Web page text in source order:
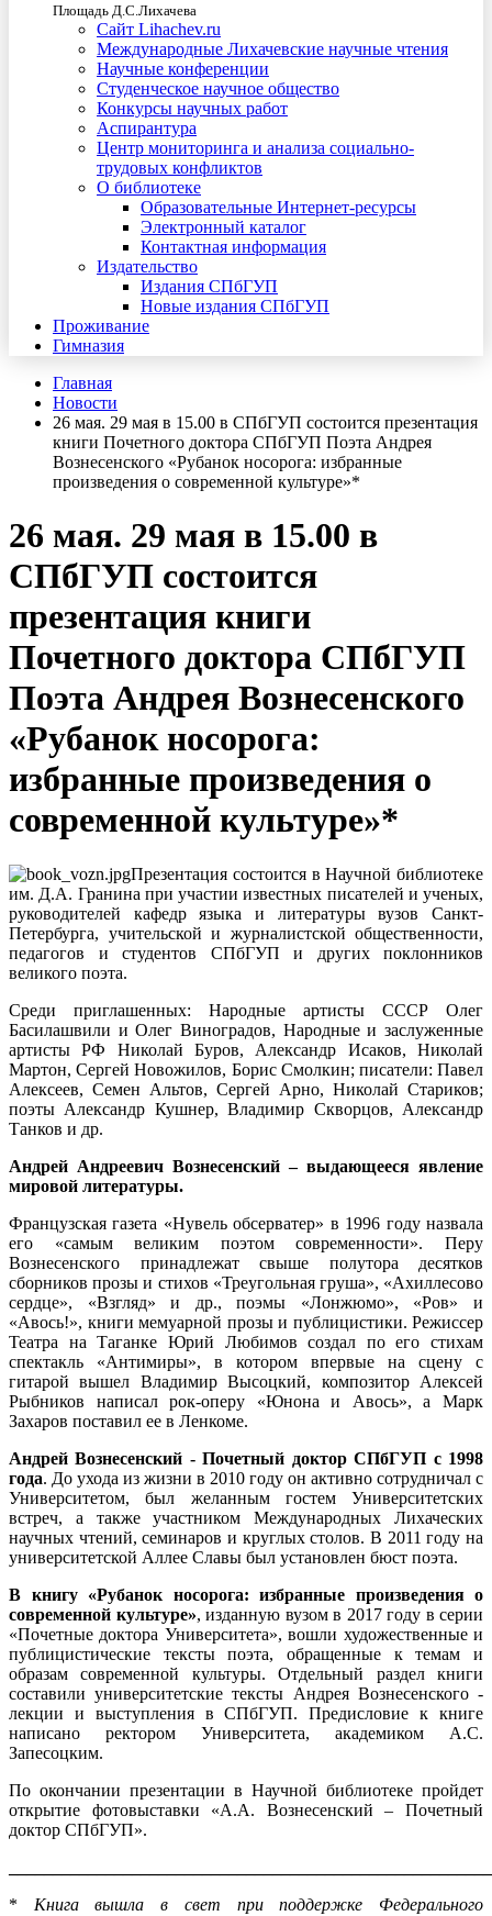
Площадь Д.С.Лихачева
Сайт Lihachev.ru
Международные Лихачевские научные чтения
Научные конференции
Студенческое научное общество
Конкурсы научных работ
Аспирантура
Центр мониторинга и анализа социально-
трудовых конфликтов
О библиотеке
Образовательные Интернет-ресурсы
Электронный каталог
Контактная информация
Издательство
Издания СПбГУП
Новые издания СПбГУП
Проживание
Гимназия
Главная
Новости
26 мая. 29 мая в 15.00 в СПбГУП состоится презентация
книги Почетного доктора СПбГУП Поэта Андрея
Вознесенского «Рубанок носорога: избранные
произведения о современной культуре»*
26 мая. 29 мая в 15.00 в
СПбГУП состоится
презентация книги
Почетного доктора СПбГУП
Поэта Андрея Вознесенского
«Рубанок носорога:
избранные произведения о
современной культуре»*
Презентация состоится в Научной библиотеке
им. Д.А. Гранина при участии известных писателей и ученых,
руководителей кафедр языка и литературы вузов Санкт-
Петербурга, учительской и журналистской общественности,
педагогов и студентов СПбГУП и других поклонников
великого поэта.
Среди приглашенных: Народные артисты СССР Олег
Басилашвили и Олег Виноградов, Народные и заслуженные
артисты РФ Николай Буров, Александр Исаков, Николай
Мартон, Сергей Новожилов, Борис Смолкин; писатели: Павел
Алексеев, Семен Альтов, Сергей Арно, Николай Стариков;
поэты Александр Кушнер, Владимир Скворцов, Александр
Танков и др.
Андрей Андреевич Вознесенский – выдающееся явление
мировой литературы.
Французская газета «Нувель обсерватер» в 1996 году назвала
его «самым великим поэтом современности». Перу
Вознесенского принадлежат свыше полутора десятков
сборников прозы и стихов «Треугольная груша», «Ахиллесово
сердце», «Взгляд» и др., поэмы «Лонжюмо», «Ров» и
«Авось!», книги мемуарной прозы и публицистики. Режиссер
Театра на Таганке Юрий Любимов создал по его стихам
спектакль «Антимиры», в котором впервые на сцену с
гитарой вышел Владимир Высоцкий, композитор Алексей
Рыбников написал рок-оперу «Юнона и Авось», а Марк
Захаров поставил ее в Ленкоме.
Андрей Вознесенский - Почетный доктор СПбГУП с 1998
года. До ухода из жизни в 2010 году он активно сотрудничал с
Университетом, был желанным гостем Университетских
встреч, а также участником Международных Лихаческих
научных чтений, семинаров и круглых столов. В 2011 году на
университетской Аллее Славы был установлен бюст поэта.
В книгу «Рубанок носорога: избранные произведения о
современной культуре», изданную вузом в 2017 году в серии
«Почетные доктора Университета», вошли художественные и
публицистические тексты поэта, обращенные к темам и
образам современной культуры. Отдельный раздел книги
составили университетские тексты Андрея Вознесенского -
лекции и выступления в СПбГУП. Предисловие к книге
написано ректором Университета, академиком А.С.
Запесоцким.
По окончании презентации в Научной библиотеке пройдет
открытие фотовыставки «А.А. Вознесенский – Почетный
доктор СПбГУП».
* Книга вышла в свет при поддержке Федерального